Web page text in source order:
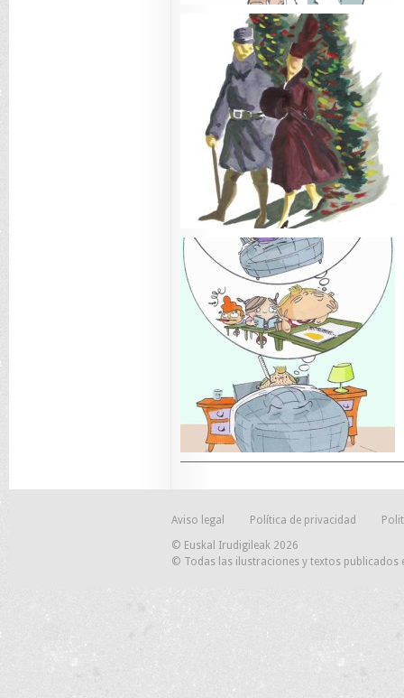
Aviso legal Política de privacidad
© Euskal Irudigileak 2026
© Todas las ilustraciones y textos publicados